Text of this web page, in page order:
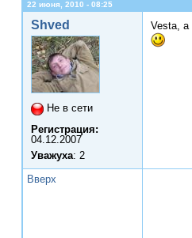
22 июня, 2010 - 08:25
Shved
Не в сети
Регистрация:
04.12.2007
Уважуха: 2
Vesta, а
Вверх